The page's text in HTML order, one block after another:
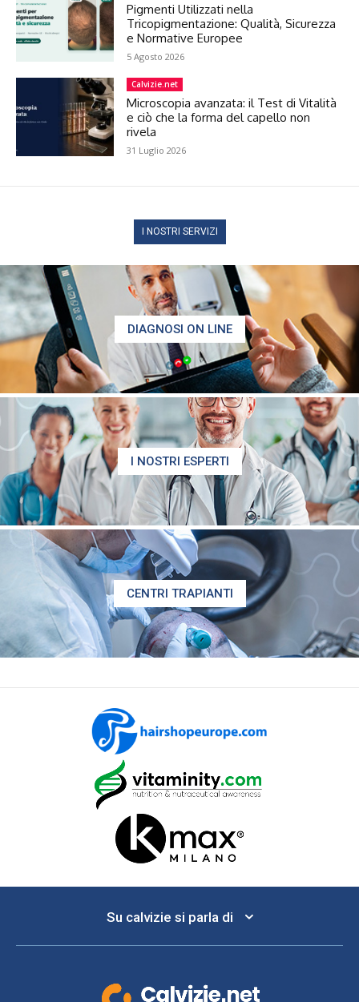
Pigmenti Utilizzati nella
Tricopigmentazione: Qualità, Sicurezza
e Normative Europee
5 Agosto 2026
Calvizie.net
Microscopia avanzata: il Test di Vitalità
e ciò che la forma del capello non
rivela
31 Luglio 2026
I NOSTRI SERVIZI
DIAGNOSI ON LINE
I NOSTRI ESPERTI
CENTRI TRAPIANTI
Su calvizie si parla di